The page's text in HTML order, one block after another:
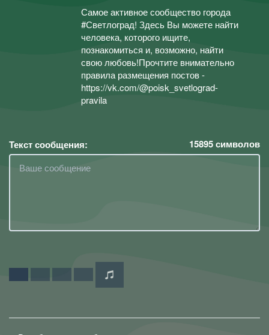
Самое активное сообщество города
#Светлоград! Здесь Вы можете найти
человека, которого ищите,
познакомиться и, возможно, найти
свою любовь!Прочтите внимательно
правила размещения постов -
https://vk.com/@poisk_svetlograd-
pravila
Текст сообщения: 15895символов